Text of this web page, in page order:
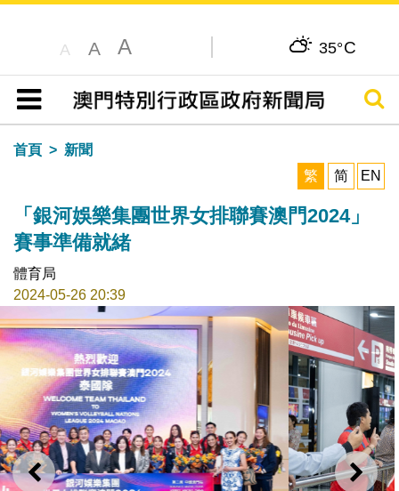
A A A 35°C
目錄
搜尋
首頁
新聞
繁
简 EN
「銀河娛樂集團世界女排聯賽澳門2024」
賽事準備就緒
體育局
2024-05-26 20:39
上一則 下一